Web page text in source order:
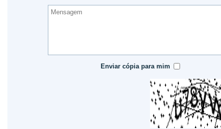
Enviar cópia para mim